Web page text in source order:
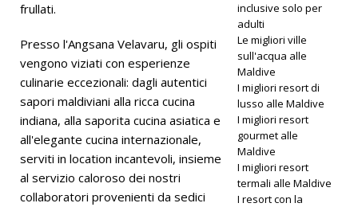
frullati.
Presso l'Angsana Velavaru, gli ospiti
vengono viziati con esperienze
culinarie eccezionali: dagli autentici
sapori maldiviani alla ricca cucina
indiana, alla saporita cucina asiatica e
all'elegante cucina internazionale,
serviti in location incantevoli, insieme
al servizio caloroso dei nostri
collaboratori provenienti da sedici
inclusive solo per
adulti
Le migliori ville
sull'acqua alle
Maldive
I migliori resort di
lusso alle Maldive
I migliori resort
gourmet alle
Maldive
I migliori resort
termali alle Maldive
I resort con la